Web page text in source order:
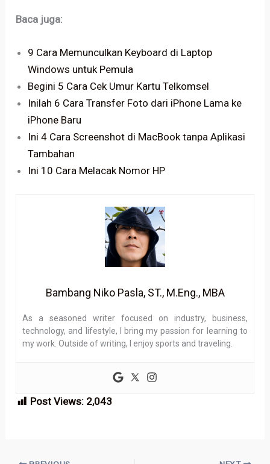
Baca juga:
9 Cara Memunculkan Keyboard di Laptop
Windows untuk Pemula
Begini 5 Cara Cek Umur Kartu Telkomsel
Inilah 6 Cara Transfer Foto dari iPhone Lama ke
iPhone Baru
Ini 4 Cara Screenshot di MacBook tanpa Aplikasi
Tambahan
Ini 10 Cara Melacak Nomor HP
Bambang Niko Pasla, ST., M.Eng., MBA
As a seasoned writer focused on industry, business,
technology, and lifestyle, I bring my passion for learning to
my work. Outside of writing, I enjoy sports and traveling.
Post Views: 2,043